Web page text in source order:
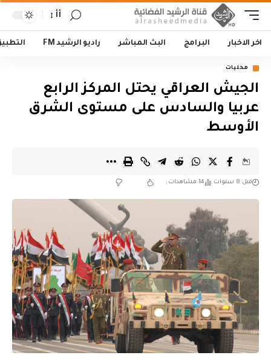
أأ
اخر الاخبار البرامج البث المباشر راديو الرشيد FM
محليات
الجيش العراقي يحتل المركز الرابع
عربيا والسادس على مستوى الشرق
الأوسط
قبل 8 سنوات 14 مشاهدات